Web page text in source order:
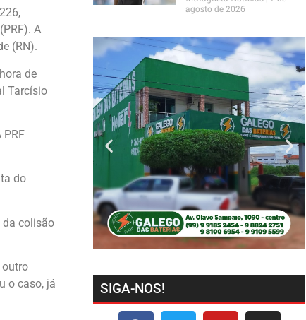
(PRF). A
(RN).
de
Tarcísio
do
da colisão
outro
o caso, já
agosto de 2026
SIGA-NOS!